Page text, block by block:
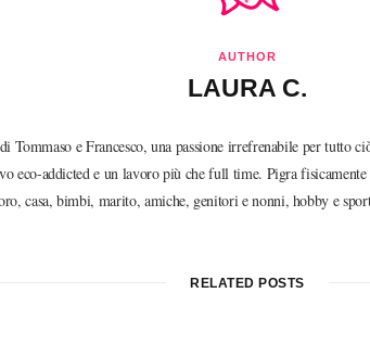
AUTHOR
LAURA C.
Tommaso e Francesco, una passione irrefrenabile per tutto
eco-addicted e un lavoro più che full time. Pigra
casa, bimbi, marito, amiche, genitori e nonni, hobby e
RELATED POSTS